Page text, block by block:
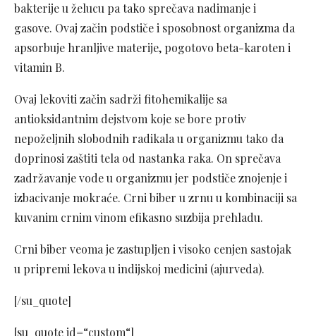
bakterije u želucu pa tako sprečava nadimanje i
gasove. Ovaj začin podstiče i sposobnost organizma da
apsorbuje hranljive materije, pogotovo beta-karoten i
vitamin B.
Ovaj lekoviti začin sadrži fitohemikalije sa
antioksidantnim dejstvom koje se bore protiv
nepoželjnih slobodnih radikala u organizmu tako da
doprinosi zaštiti tela od nastanka raka. On sprečava
zadržavanje vode u organizmu jer podstiče znojenje i
izbacivanje mokraće. Crni biber u zrnu u kombinaciji sa
kuvanim crnim vinom efikasno suzbija prehladu.
Crni biber veoma je zastupljen i visoko cenjen sastojak
u pripremi lekova u indijskoj medicini (ajurveda).
[/su_quote]
[su_quote id=“custom“]